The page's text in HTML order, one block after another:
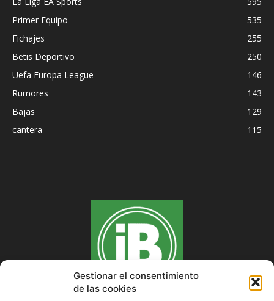
Gestionar el consentimiento
de las cookies
Primer Equipo
535
Fichajes
255
Betis Deportivo
250
Uefa Europa League
146
Rumores
143
Bajas
129
cantera
115